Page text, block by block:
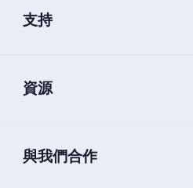
支持
資源
與我們合作